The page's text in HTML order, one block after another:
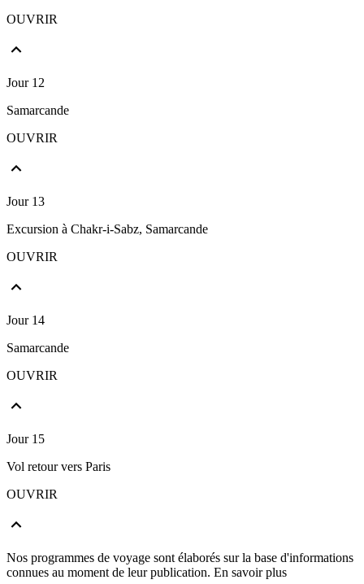
OUVRIR
Jour 12
Samarcande
OUVRIR
Jour 13
Excursion à Chakr-i-Sabz, Samarcande
OUVRIR
Jour 14
Samarcande
OUVRIR
Jour 15
Vol retour vers Paris
OUVRIR
Nos programmes de voyage sont élaborés sur la base d'informations
connues au moment de leur publication. En savoir plus